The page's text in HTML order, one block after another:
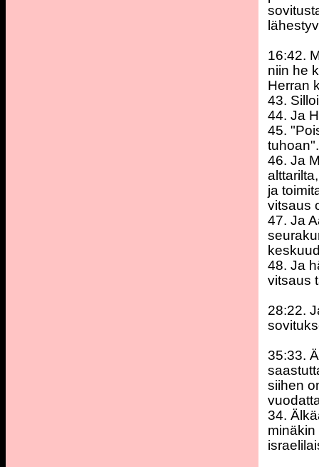
16:42.
niin he
Herran
43.
44. Ja
45.
46. Ja
ja
vitsaus
47. Ja
48. Ja
vitsaus
28:22.
35:33.
siihen
34.